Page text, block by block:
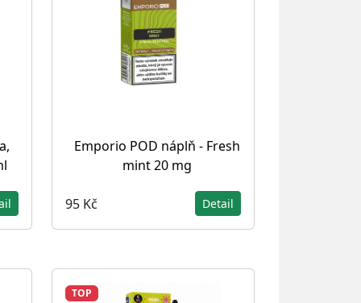
Emporio POD náplň - Fresh
mint 20 mg
95 Kč Detail
TOP